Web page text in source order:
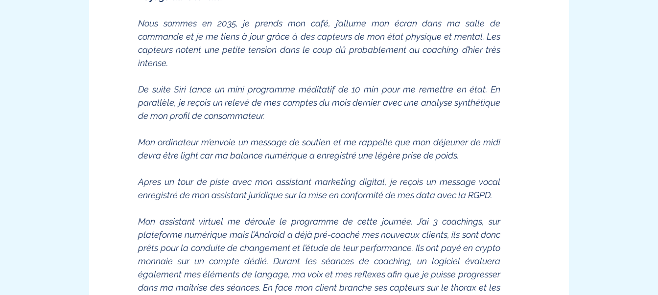
Nous sommes en 2035, je prends mon café, j’allume mon écran dans ma salle de
commande et je me tiens à jour grâce à des capteurs de mon état physique et mental. Les
capteurs notent une petite tension dans le coup dû probablement au coaching d’hier très
intense.
De suite Siri lance un mini programme méditatif de 10 min pour me remettre en état. En
parallèle, je reçois un relevé de mes comptes du mois dernier avec une analyse synthétique
de mon profil de consommateur.
Mon ordinateur m’envoie un message de soutien et me rappelle que mon déjeuner de midi
devra être light car ma balance numérique a enregistré une légère prise de poids.
Apres un tour de piste avec mon assistant marketing digital, je reçois un message vocal
enregistré de mon assistant juridique sur la mise en conformité de mes data avec la RGPD.
Mon assistant virtuel me déroule le programme de cette journée. J’ai 3 coachings, sur
plateforme numérique mais l’Android a déjà pré-coaché mes nouveaux clients, ils sont donc
prêts pour la conduite de changement et l’étude de leur performance. Ils ont payé en crypto
monnaie sur un compte dédié. Durant les séances de coaching, un logiciel évaluera
également mes éléments de langage, ma voix et mes reflexes afin que je puisse progresser
dans ma maîtrise des séances. En face mon client branche ses capteurs sur le thorax et les